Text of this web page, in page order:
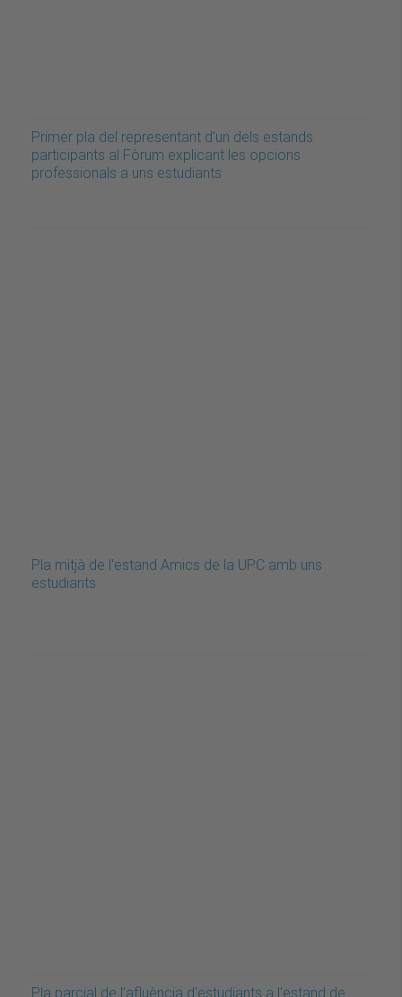
Primer pla del representant d'un dels estands
participants al Fòrum explicant les opcions
professionals a uns estudiants
Pla mitjà de l'estand Amics de la UPC amb uns
estudiants
Pla parcial de l'afluència d'estudiants a l'estand de